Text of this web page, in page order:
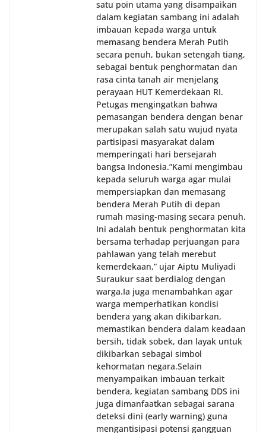
satu poin utama yang disampaikan
dalam kegiatan sambang ini adalah
imbauan kepada warga untuk
memasang bendera Merah Putih
secara penuh, bukan setengah tiang,
sebagai bentuk penghormatan dan
rasa cinta tanah air menjelang
perayaan HUT Kemerdekaan RI.
Petugas mengingatkan bahwa
pemasangan bendera dengan benar
merupakan salah satu wujud nyata
partisipasi masyarakat dalam
memperingati hari bersejarah
bangsa Indonesia.‎‎”Kami mengimbau
kepada seluruh warga agar mulai
mempersiapkan dan memasang
bendera Merah Putih di depan
rumah masing-masing secara penuh.
Ini adalah bentuk penghormatan kita
bersama terhadap perjuangan para
pahlawan yang telah merebut
kemerdekaan,” ujar Aiptu Muliyadi
Suraukur saat berdialog dengan
warga.‎‎Ia juga menambahkan agar
warga memperhatikan kondisi
bendera yang akan dikibarkan,
memastikan bendera dalam keadaan
bersih, tidak sobek, dan layak untuk
dikibarkan sebagai simbol
kehormatan negara.‎‎‎Selain
menyampaikan imbauan terkait
bendera, kegiatan sambang DDS ini
juga dimanfaatkan sebagai sarana
deteksi dini (early warning) guna
mengantisipasi potensi gangguan